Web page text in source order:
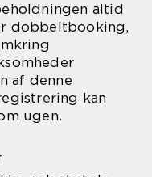
altid
dobbeltbooking,
af denne
kan
ugen.